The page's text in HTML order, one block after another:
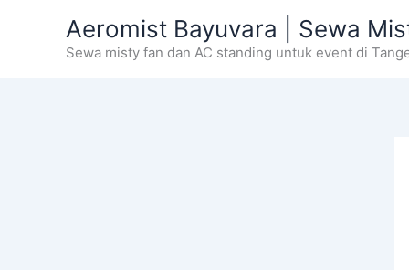
Aeromist Bayuvara | Sewa
Sewa misty fan dan AC standing untuk event di